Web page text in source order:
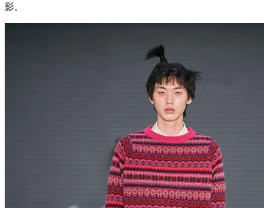
影。